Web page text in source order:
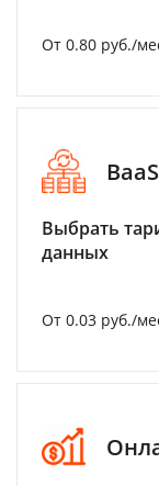
От 0.80 руб./
BaaS
Выбрать
данных
От 0.03 руб./